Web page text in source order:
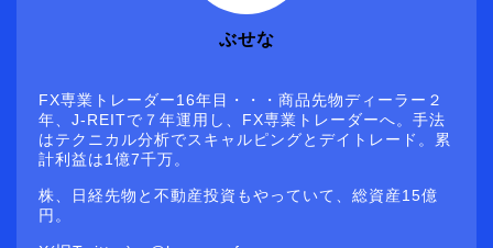
ぶせな
FX専業トレーダー16年目・・・商品先物ディーラー２
年、J-REITで７年運用し、FX専業トレーダーへ。手法
はテクニカル分析でスキャルピングとデイトレード。累
計利益は1億7千万。
株、日経先物と不動産投資もやっていて、総資産15億
円。